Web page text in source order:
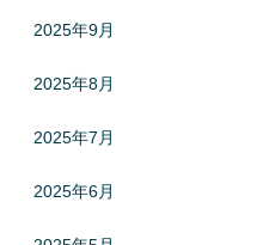
2025年9月
2025年8月
2025年7月
2025年6月